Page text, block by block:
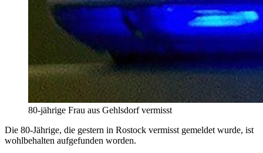
80-jährige Frau aus Gehlsdorf vermisst
Die 80-Jährige, die gestern in Rostock vermisst gemeldet wurde, ist
wohlbehalten aufgefunden worden.